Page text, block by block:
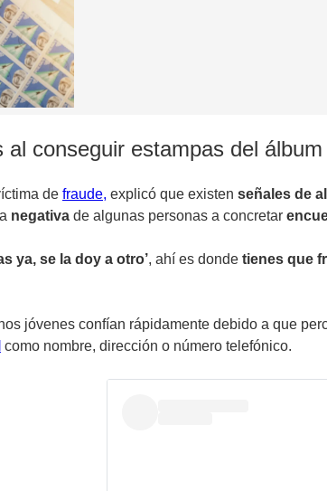
conseguir estampas del
de fraude, explicó que existen señales de
negativa de algunas personas a concretar
ya, se la doy a otro’, ahí es donde tienes que
jóvenes confían rápidamente debido a que
como nombre, dirección o número telefónico.